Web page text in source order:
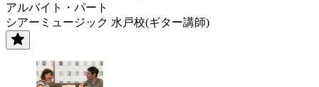
アルバイト・パート
シアーミュージック 水戸校(ギター講師)